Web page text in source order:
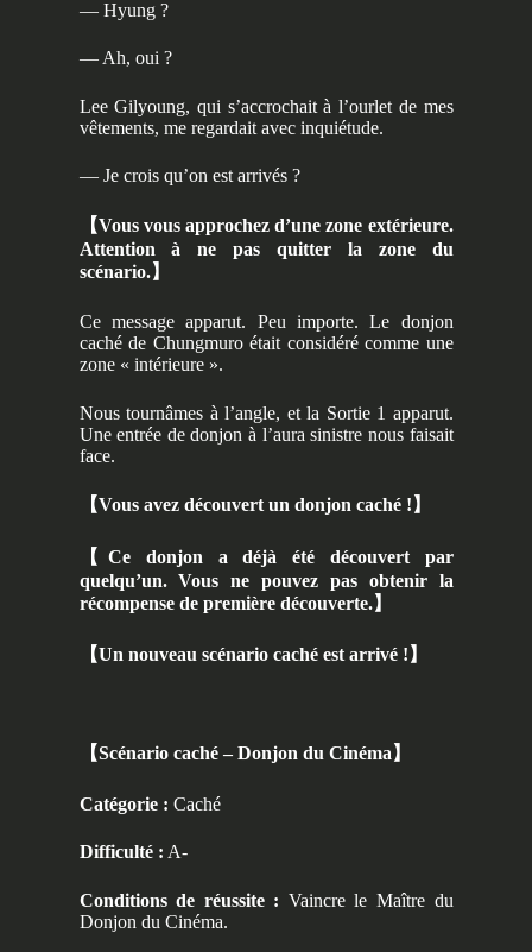
— Hyung ?
— Ah, oui ?
Lee Gilyoung, qui s’accrochait à l’ourlet de mes
vêtements, me regardait avec inquiétude.
— Je crois qu’on est arrivés ?
【Vous vous approchez d’une zone extérieure.
Attention à ne pas quitter la zone du
scénario.】
Ce message apparut. Peu importe. Le donjon
caché de Chungmuro était considéré comme une
zone « intérieure ».
Nous tournâmes à l’angle, et la Sortie 1 apparut.
Une entrée de donjon à l’aura sinistre nous faisait
face.
【Vous avez découvert un donjon caché ! 】
【Ce donjon a déjà été découvert par
quelqu’un. Vous ne pouvez pas obtenir la
récompense de première découverte.】
【Un nouveau scénario caché est arrivé ! 】
【Scénario caché – Donjon du Cinéma 】
Catégorie : Caché
Difficulté : A-
Conditions de réussite : Vaincre le Maître du
Donjon du Cinéma.